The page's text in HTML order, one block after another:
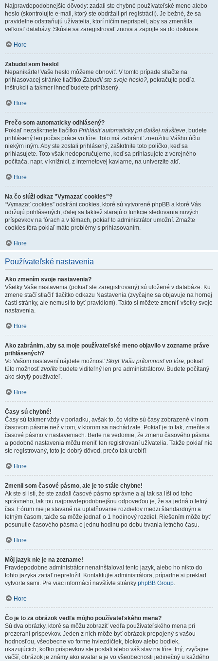
Najpravdepodobnejšie dôvody: zadali ste chybné používateľské meno alebo
heslo (skontrolujte e-mail, ktorý ste obdržali pri registrácií). Je bežné, že sa
pravidelne odstraňujú užívatelia, ktorí ničím neprispeli, aby sa zmenšila
veľkosť databázy. Skúste sa zaregistrovať znova a zapojte sa do diskusie.
Hore
Zabudol som heslo!
Nepanikárte! Vaše heslo môžeme obnoviť. V tomto prípade stlačte na
prihlasovacej stránke tlačítkoZabudli ste svoje heslo?, pokračujte podľa
inštrukcií a takmer ihneď budete prihlásený.
Hore
Prečo som automaticky odhlásený?
Pokiaľ nezaškrtnete tlačítko Prihlásiť automaticky pri ďalšej návšteve, budete
prihlásený len počas práce vo fóre. Toto má zabrániť zneužitiu Vášho účtu
niekým iným. Aby ste zostali prihlásený, zaškrtnite toto políčko, keď sa
prihlasujete. Toto však nedoporučujeme, keď sa prihlasujete z verejného
počítača, napr. v knižnici, z internetovej kaviarne, na univerzite atď.
Hore
Na čo slúži odkaz "Vymazať cookies"?
“Vymazať cookies” odstráni cookies, ktoré sú vytvorené phpBB a ktoré Vás
udržujú prihlásených, ďalej sa taktiež starajú o funkcie sledovania nových
príspevkov na fórach a v témach, pokiaľ to administrátor umožní. Zmažte
cookies fóra pokiaľ máte problémy s prihlasovaním.
Hore
Používateľské nastavenia
Ako zmením svoje nastavenia?
Všetky Vaše nastavenia (pokiaľ ste zaregistrovaný) sú uložené v databáze. Ku
zmene stačí stlačiť tlačítko odkazu Nastavenia (zvyčajne sa objavuje na hornej
časti stránky, ale nemusí to byť pravidlom). Takto si môžete zmeniť všetky svoje
nastavenia.
Hore
Ako zabránim, aby sa moje používateľské meno objavilo v zozname práve
prihlásených?
Vo Vašom nastavení nájdete možnosť Skryť Vašu prítomnosť vo fóre, pokiaľ
túto možnosť zvolíte budete viditeľný len pre administrátorov. Budete počítaný
ako skrytý používateľ.
Hore
Časy sú chybné!
Časy sú takmer vždy v poriadku, avšak to, čo vidíte sú časy zobrazené v inom
časovom pásme než v tom, v ktorom sa nachádzate. Pokiaľ je to tak, zmeňte si
časové pásmo v nastaveniach. Berte na vedomie, že zmenu časového pásma
a podobné nastavenia môžu meniť len registrovaní užívatelia. Takže pokiaľ nie
ste registrovaný, toto je dobrý dôvod, prečo tak urobiť!
Hore
Zmenil som časové pásmo, ale je to stále chybne!
Ak ste si istí, že ste zadali časové pásmo správne a aj tak sa líši od toho
správneho, tak tou najpravdepodobnejšou odpoveďou je, že sa jedná o letný
čas. Fórum nie je stavané na uplatňovanie rozdielov medzi štandardným a
letným časom, takže sa môže jednať o 1 hodinový rozdiel. Riešením môže byť
posunutie časového pásma o jednu hodinu po dobu trvania letného času.
Hore
Môj jazyk nie je na zozname!
Pravdepodobne administrátor nenainštaloval tento jazyk, alebo ho nikto do
tohto jazyka zatiaľ nepreložil. Kontaktujte administrátora, prípadne si preklad
vytvorte sami. Pre viac informácií navštívte stránky phpBB Group.
Hore
Čo je to za obrázok vedľa môjho používateľského mena?
Sú dva obrázky, ktoré sa môžu zobraziť vedľa používateľského mena pri
prezeraní príspevkov. Jeden z nich môže byť obrázok prepojený s vašou
hodnosťou, všeobecne vo forme hviezdičiek, blokov alebo bodiek,
ukazujúcich, koľko príspevkov ste poslali alebo váš stav na fóre. Iný, zvyčajne
väčší, obrázok je známy ako avatar a je vo všeobecnosti jedinečný u každého